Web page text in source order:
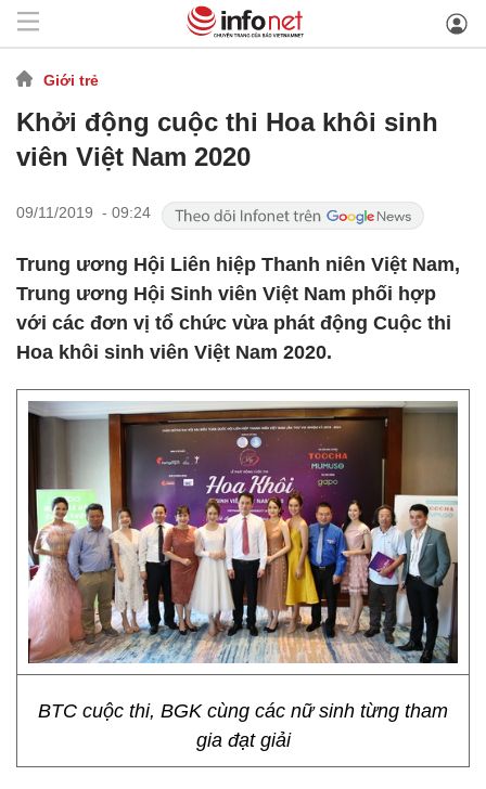
Giới trẻ
Khởi động cuộc thi Hoa khôi sinh
viên Việt Nam 2020
09/11/2019 - 09:24
Trung ương Hội Liên hiệp Thanh niên Việt Nam,
Trung ương Hội Sinh viên Việt Nam phối hợp
với các đơn vị tổ chức vừa phát động Cuộc thi
Hoa khôi sinh viên Việt Nam 2020.
BTC cuộc thi, BGK cùng các nữ sinh từng tham
gia đạt giải